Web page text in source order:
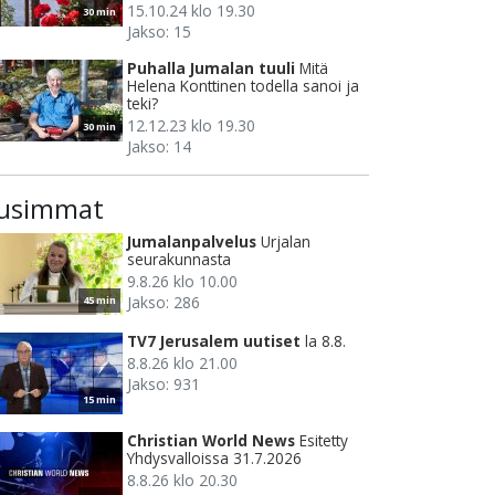
30 min
15.10.24 klo 19.30
Jakso: 15
30 min
Puhalla Jumalan tuuli Mitä
Helena Konttinen todella sanoi ja
teki?
12.12.23 klo 19.30
Jakso: 14
45 min
Jumalanpalvelus Urjalan
seurakunnasta
9.8.26 klo 10.00
Jakso: 286
15 min
TV7 Jerusalem uutiset la 8.8.
8.8.26 klo 21.00
Jakso: 931
Christian World News Esitetty
Yhdysvalloissa 31.7.2026
8.8.26 klo 20.30